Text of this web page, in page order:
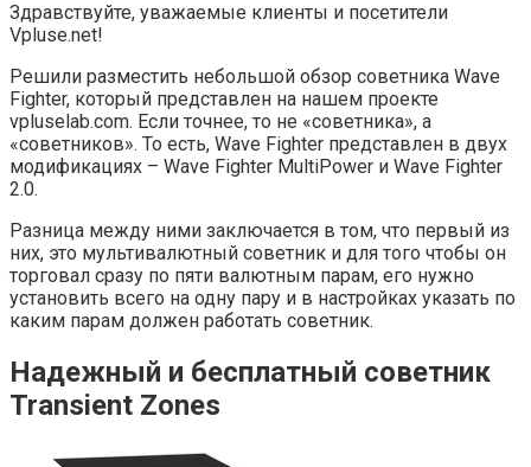
Здравствуйте, уважаемые клиенты и посетители
Vpluse.net!
Решили разместить небольшой обзор советника Wave
Fighter, который представлен на нашем проекте
vpluselab.com. Если точнее, то не «советника», а
«советников». То есть, Wave Fighter представлен в двух
модификациях – Wave Fighter MultiPower и Wave Fighter
2.0.
Разница между ними заключается в том, что первый из
них, это мультивалютный советник и для того чтобы он
торговал сразу по пяти валютным парам, его нужно
установить всего на одну пару и в настройках указать по
каким парам должен работать советник.
Надежный и бесплатный советник
Transient Zones